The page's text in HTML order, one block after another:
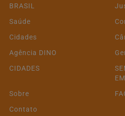
BRASIL
Saúde
Cidades
Agência DINO
CIDADES
Sobre
Contato